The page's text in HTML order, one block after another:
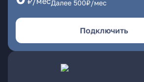
Далее 500₽/мес
Подключить